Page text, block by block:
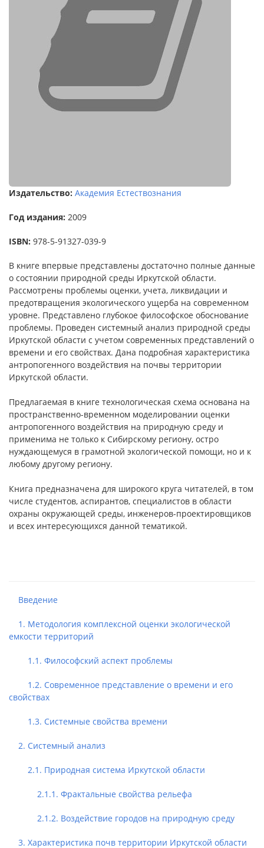
Издательство: Академия Естествознания
Год издания: 2009
ISBN: 978-5-91327-039-9
В книге впервые представлены достаточно полные данные
о состоянии природной среды Иркутской области.
Рассмотрены проблемы оценки, учета, ликвидации и
предотвращения экологического ущерба на современном
уровне. Представлено глубокое философское обоснование
проблемы. Проведен системный анализ природной среды
Иркутской области с учетом современных представлений о
времени и его свойствах. Дана подробная характеристика
антропогенного воздействия на почвы территории
Иркутской области.
Предлагаемая в книге технологическая схема основана на
пространственно-временном моделировании оценки
антропогенного воздействия на природную среду и
применима не только к Сибирскому региону, остро
нуждающемуся в грамотной экологической помощи, но и к
любому другому региону.
Книга предназначена для широкого круга читателей, в том
числе студентов, аспирантов, специалистов в области
охраны окружающей среды, инженеров-проектировщиков
и всех интересующихся данной тематикой.
Введение
1. Методология комплексной оценки экологической
емкости территорий
1.1. Философский аспект проблемы
1.2. Современное представление о времени и его
свойствах
1.3. Системные свойства времени
2. Системный анализ
2.1. Природная система Иркутской области
2.1.1. Фрактальные свойства рельефа
2.1.2. Воздействие городов на природную среду
3. Характеристика почв территории Иркутской области